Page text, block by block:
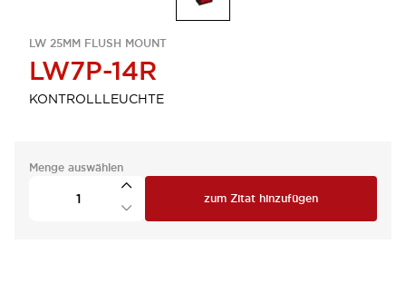
LW 25MM FLUSH MOUNT
LW7P-14R
KONTROLLLEUCHTE
Menge auswählen
zum Zitat hinzufügen